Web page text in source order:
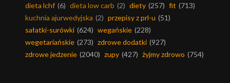
dieta lchf (6) dieta low carb (2) diety (257) fit (713)
kuchnia ajurwedyjska (2) przepisy z prl-u (51)
sałatki-surówki (624) wegańskie (228)
wegetariańskie (273) zdrowe dodatki (927)
zdrowe jedzenie (2040) zupy (427) żyjmy zdrowo (754)